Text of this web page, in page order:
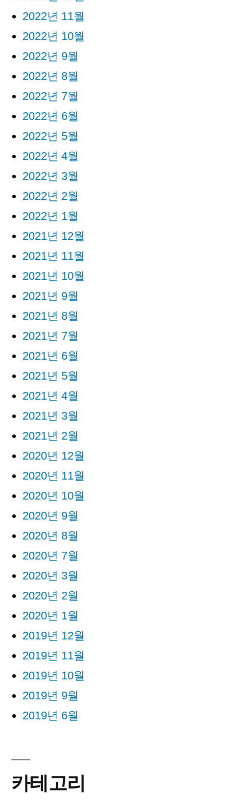
2022년 11월
2022년 10월
2022년 9월
2022년 8월
2022년 7월
2022년 6월
2022년 5월
2022년 4월
2022년 3월
2022년 2월
2022년 1월
2021년 12월
2021년 11월
2021년 10월
2021년 9월
2021년 8월
2021년 7월
2021년 6월
2021년 5월
2021년 4월
2021년 3월
2021년 2월
2020년 12월
2020년 11월
2020년 10월
2020년 9월
2020년 8월
2020년 7월
2020년 3월
2020년 2월
2020년 1월
2019년 12월
2019년 11월
2019년 10월
2019년 9월
2019년 6월
카테고리